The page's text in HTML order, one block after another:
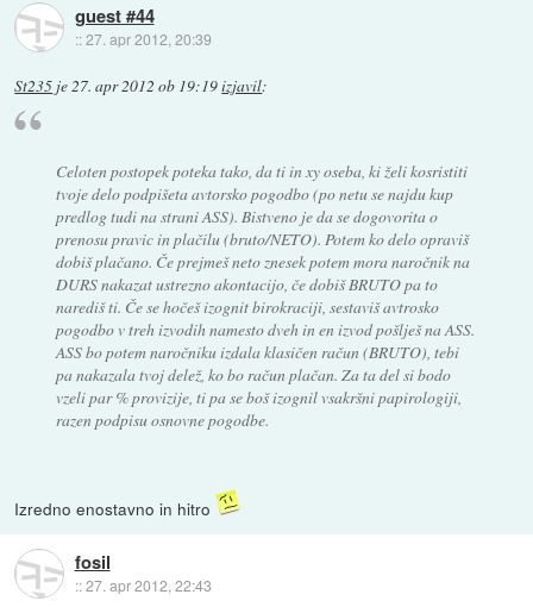
guest #44
::27. apr 2012, 20:39
St235 je27. apr 2012 ob 19:19izjavil:
Celoten postopek poteka tako, da ti in xy oseba, ki želi kosristiti
tvoje delo podpišeta avtorsko pogodbo (po netu se najdu kup
predlog tudi na strani ASS). Bistveno je da se dogovorita o
prenosu pravic in plačilu (bruto/NETO). Potem ko delo opraviš
dobiš plačano. Če prejmeš neto znesek potem mora naročnik na
DURS nakazat ustrezno akontacijo, če dobiš BRUTO pa to
narediš ti. Če se hočeš izognit birokraciji, sestaviš avtrosko
pogodbo v treh izvodih namesto dveh in en izvod pošlješ na ASS.
ASS bo potem naročniku izdala klasičen račun (BRUTO), tebi
pa nakazala tvoj delež, ko bo račun plačan. Za ta del si bodo
vzeli par % provizije, ti pa se boš izognil vsakršni papirologiji,
razen podpisu osnovne pogodbe.
Izredno enostavno in hitro
fosil
::27. apr 2012, 22:43